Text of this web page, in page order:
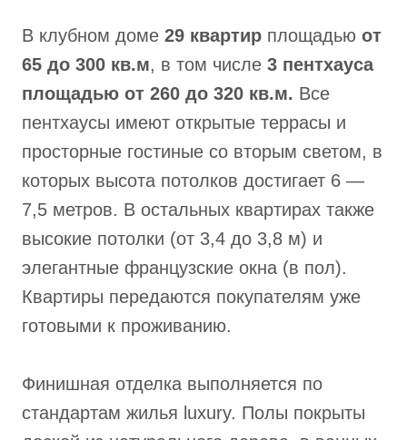
В клубном доме 29 квартир площадью от
65 до 300 кв.м, в том числе 3 пентхауса
площадью от 260 до 320 кв.м. Все
пентхаусы имеют открытые террасы и
просторные гостиные со вторым светом, в
которых высота потолков достигает 6 —
7,5 метров. В остальных квартирах также
высокие потолки (от 3,4 до 3,8 м) и
элегантные французские окна (в пол).
Квартиры передаются покупателям уже
готовыми к проживанию.
Финишная отделка выполняется по
стандартам жилья luxury. Полы покрыты